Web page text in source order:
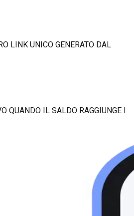
LINK UNICO GENERATO DAL
QUANDO IL SALDO RAGGIUNGE I